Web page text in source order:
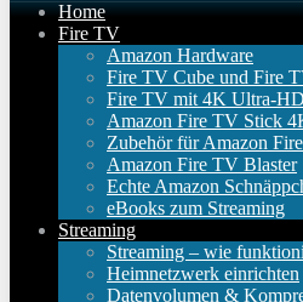
Home
Fire TV
Amazon Hardware
Fire TV Cube und Fire
Fire TV mit 4K Ultra-HD
Amazon Fire TV Stick
Zubehör für Amazon
Amazon Fire TV Blaster
Echte Amazon
eBooks zum Streaming
Streaming
Streaming – wie
Heimnetzwerk einrichten
Datenvolumen &